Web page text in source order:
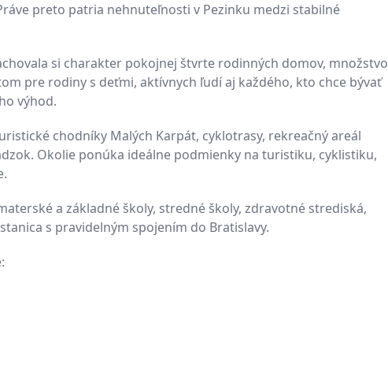
preto patria nehnuteľnosti v Pezinku medzi stabilné
si charakter pokojnej štvrte rodinných domov, množstvo
pre rodiny s deťmi, aktívnych ľudí aj každého, kto chce bývať
výhod.
chodníky Malých Karpát, cyklotrasy, rekreačný areál
Okolie ponúka ideálne podmienky na turistiku, cyklistiku,
a základné školy, stredné školy, zdravotné strediská,
s pravidelným spojením do Bratislavy.